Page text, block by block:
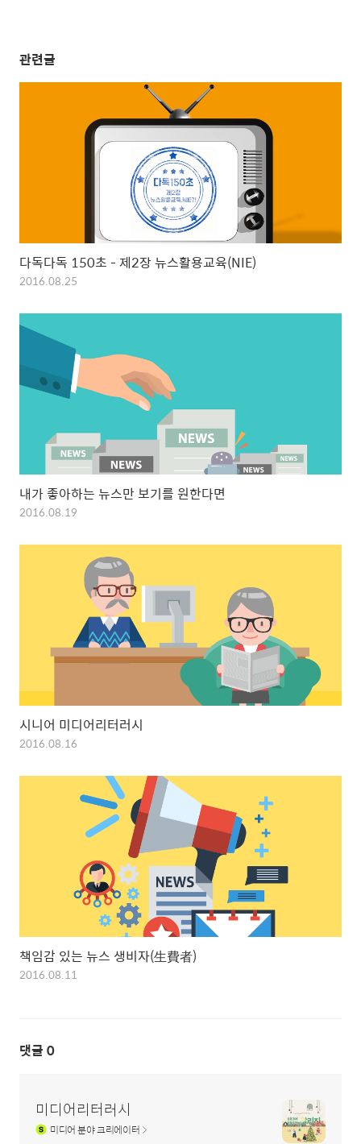
관련글
다독다독 150초 - 제2장 뉴스활용교육(NIE)
2016.08.25
내가 좋아하는 뉴스만 보기를 원한다면
2016.08.19
시니어 미디어리터러시
2016.08.16
책임감 있는 뉴스 생비자(生費者)
2016.08.11
댓글 0
미디어리터러시
미디어분야 크리에이터